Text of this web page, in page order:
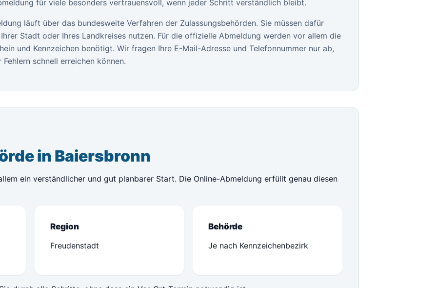
für viele besonders vertrauensvoll, wenn jeder Schritt verständlich bleibt.
läuft über das bundesweite Verfahren der Zulassungsbehörden. Sie müssen dafür
Stadt oder Ihres Landkreises nutzen. Für die offizielle Abmeldung werden vor allem die
und Kennzeichen benötigt. Wir fragen Ihre E-Mail-Adresse und Telefonnummer nur ab,
schnell erreichen können.
in Baiersbronn
ein verständlicher und gut planbarer Start. Die Online-Abmeldung erfüllt genau diesen
Region
Freudenstadt
Behörde
Je nach Kennzeichenbezirk